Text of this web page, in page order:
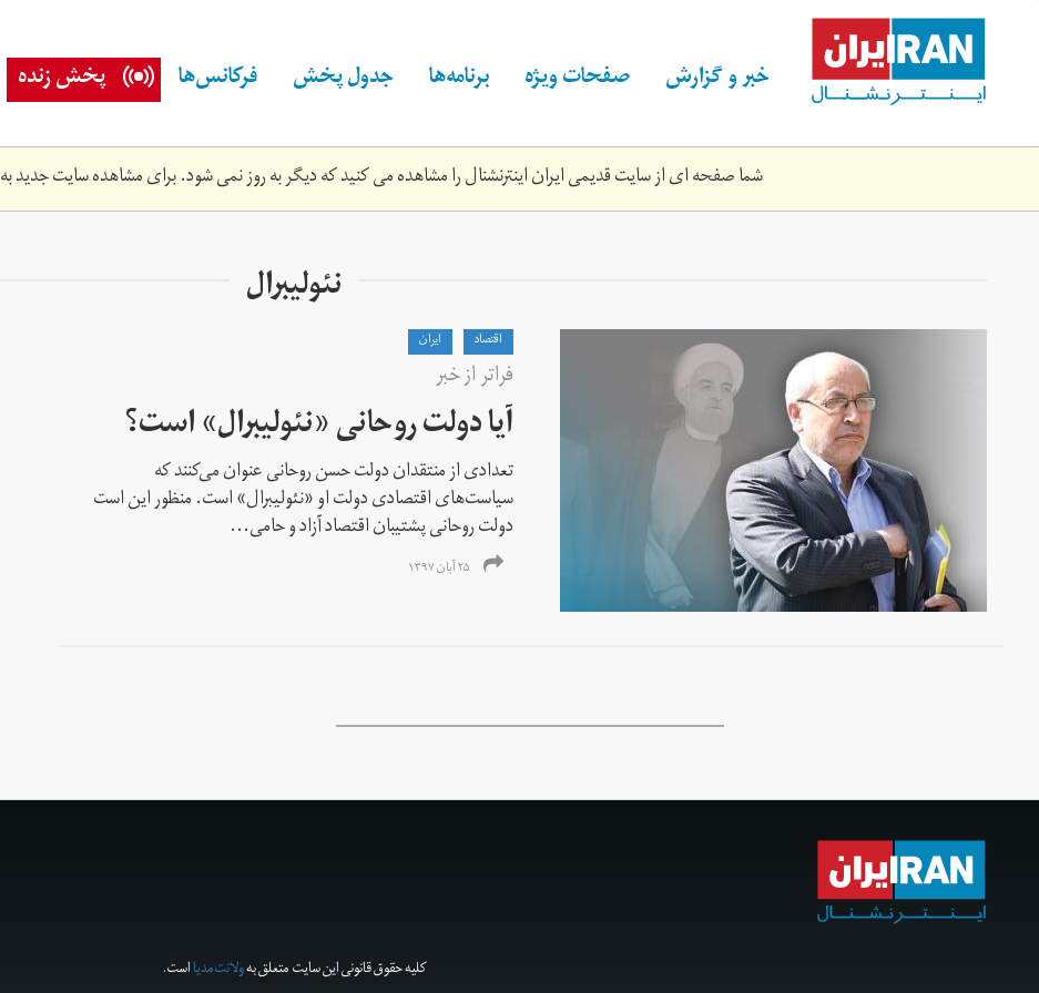
content خبر و گزارش صفحات ویژه برنامه‌ها جدول پخش فرکانس‌ها پخش زنده
شما صفحه ای از سایت قدیمی ایران اینترنشنال را مشاهده می کنید که دیگر به روز نمی شود. برای مشاهده سایت جدید به
نئولیبرال
اقتصاد ايران
فراتر از خبر
آیا دولت روحانی «نئولیبرال» است؟
تعدادی از منتقدان دولت حسن روحانی عنوان می‌کنند که
سیاست‌های اقتصادی دولت او «نئولیبرال» است. منظور این است
دولت روحانی پشتیبان اقتصاد آزاد و حامی...
۲۵ آبان ۱۳۹۷
کلیه حقوق قانونی این سایت متعلق بهولانت‌مدیااست.